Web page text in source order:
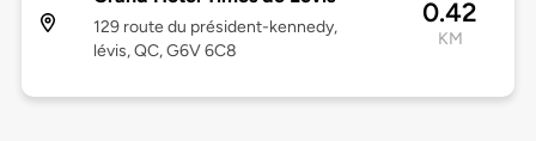
129 route du président-kennedy,
lévis, QC, G6V 6C8
0.42
KM